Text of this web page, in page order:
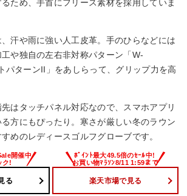
ため、手首にフリース素材を採用していま
汗や雨に強い人工皮革。手のひらなどには
や独自の左右非対称パターン「W-
パターンII」をあしらって、グリップ力を高
はタッチパネル対応なので、スマホアプリ
方にもぴったり。寒さが厳しい冬のラウン
めのレディースゴルフグローブです。
る 楽天市場で見る